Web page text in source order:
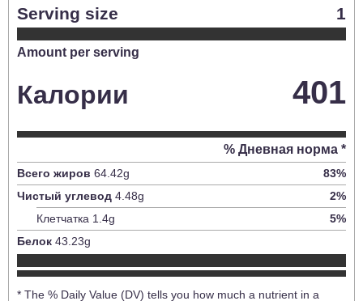
Serving size 1
Amount per serving
Калории 401
% Дневная норма *
Всего жиров 64.42g 83%
Чистый углевод 4.48g 2%
Клетчатка 1.4g 5%
Белок 43.23g
* The % Daily Value (DV) tells you how much a nutrient in a